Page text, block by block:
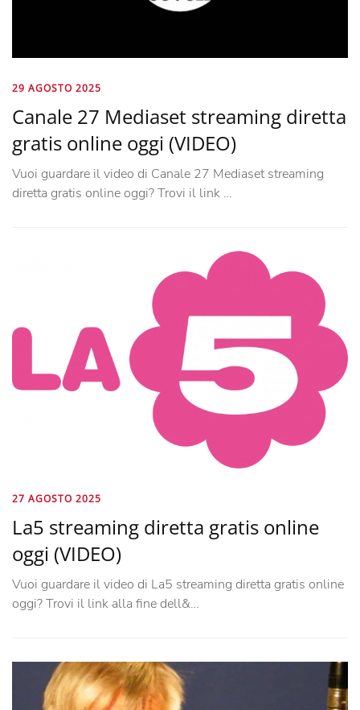
29 AGOSTO 2025
Canale 27 Mediaset streaming diretta
gratis online oggi (VIDEO)
Vuoi guardare il video di Canale 27 Mediaset streaming
diretta gratis online oggi? Trovi il link …
27 AGOSTO 2025
La5 streaming diretta gratis online
oggi (VIDEO)
Vuoi guardare il video di La5 streaming diretta gratis online
oggi? Trovi il link alla fine dell&…